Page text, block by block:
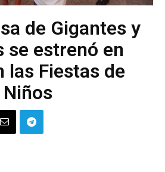
de Gigantes y
se estrenó en
las Fiestas de